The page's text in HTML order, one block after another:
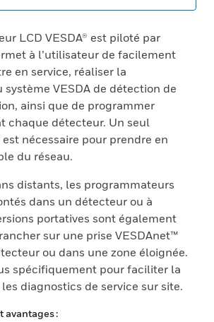
LCD VESDA® est piloté par
à l’utilisateur de facilement
en service, réaliser la
VESDA de détection de
ainsi que de programmer
chaque détecteur. Un seul
nécessaire pour prendre en
du réseau.
distants, les programmateurs
dans un détecteur ou à
portatives sont également
sur une prise VESDAnet™
ou dans une zone éloignée.
spécifiquement pour faciliter la
diagnostics de service sur site.
avantages :